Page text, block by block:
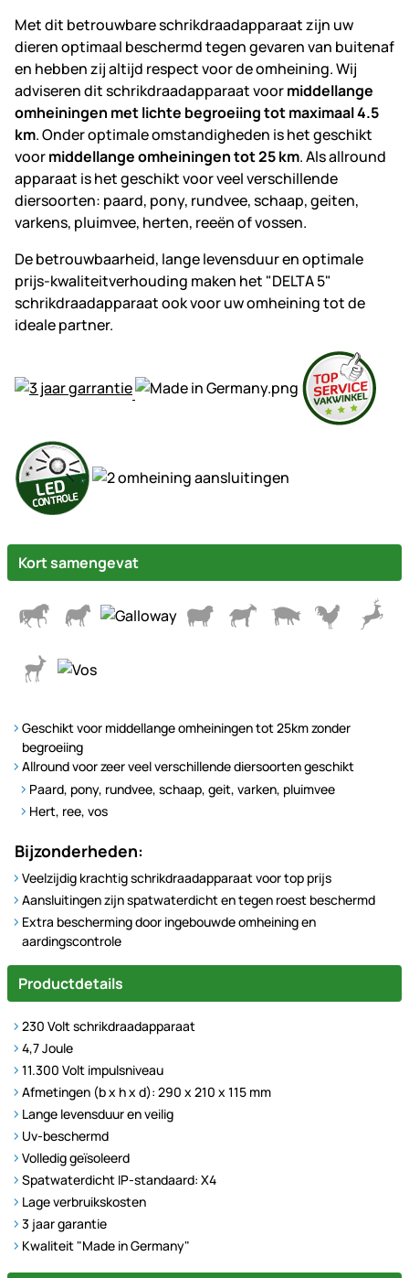
Met dit betrouwbare schrikdraadapparaat zijn uw
dieren optimaal beschermd tegen gevaren van buitenaf
en hebben zij altijd respect voor de omheining. Wij
adviseren dit schrikdraadapparaat voormiddellange
omheiningen met lichte begroeiing tot maximaal 4.5
km. Onder optimale omstandigheden is het geschikt
voormiddellange omheiningen tot 25 km. Als allround
apparaat is het geschikt voor veel verschillende
diersoorten: paard, pony, rundvee, schaap, geiten,
varkens, pluimvee, herten, reeën of vossen.
De betrouwbaarheid, lange levensduur en optimale
prijs-kwaliteitverhouding maken het "DELTA 5"
schrikdraadapparaat ook voor uw omheining tot de
ideale partner.
Kort samengevat
Geschikt voor middellange omheiningen tot 25km zonder
begroeiing
Allround voor zeer veel verschillende diersoorten geschikt
Paard, pony, rundvee, schaap, geit, varken, pluimvee
Hert, ree, vos
Bijzonderheden:
Veelzijdig krachtig schrikdraadapparaat voor top prijs
Aansluitingen zijn spatwaterdicht en tegen roest beschermd
Extra bescherming door ingebouwde omheining en
aardingscontrole
Productdetails
230 Volt schrikdraadapparaat
4,7 Joule
11.300 Volt impulsniveau
Afmetingen (b x h x d): 290 x 210 x 115 mm
Lange levensduur en veilig
Uv-beschermd
Volledig geïsoleerd
Spatwaterdicht IP-standaard: X4
Lage verbruikskosten
3 jaar garantie
Kwaliteit "Made in Germany"